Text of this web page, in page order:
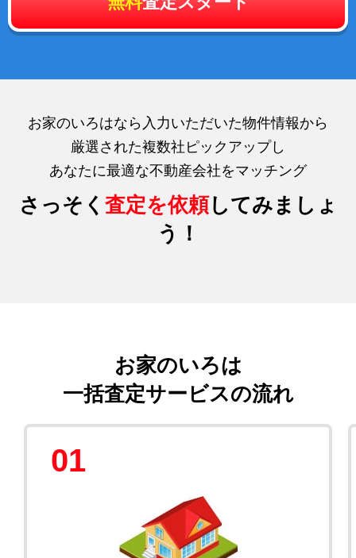
お家のいろはなら入力いただいた物件情報から
厳選された複数社ピックアップし
あなたに最適な不動産会社をマッチング
さっそく 査定を依頼してみましょ
う！
お家のいろは
一括査定サービスの流れ
01